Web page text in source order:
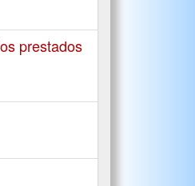
prestados